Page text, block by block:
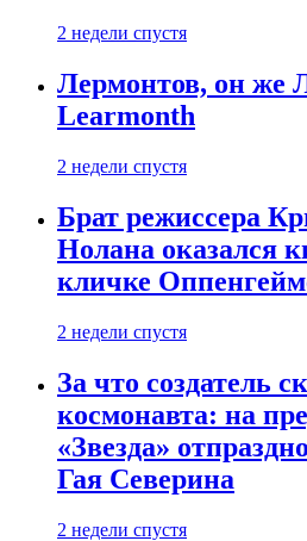
2 недели спустя
Лермонтов, он же
Learmonth
2 недели спустя
Брат режиссера
Нолана оказался
кличке
2 недели спустя
За что создатель
космонавта: на
«Звезда»
Гая Северина
2 недели спустя